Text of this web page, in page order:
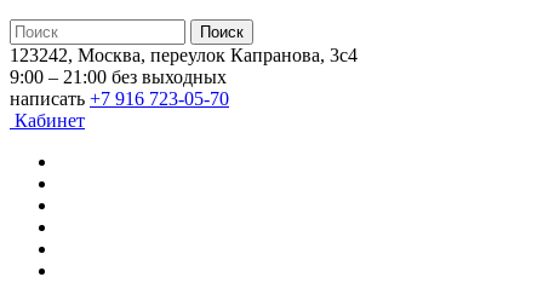
123242, Москва, переулок Капранова, 3с4
9:00 – 21:00 без выходных
написать +7 916 723-05-70
Кабинет